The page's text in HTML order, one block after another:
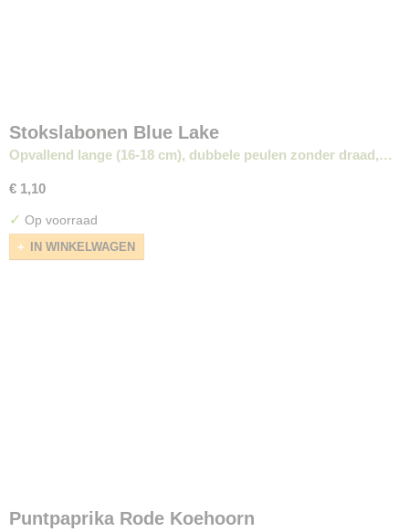
Stokslabonen Blue Lake
Opvallend lange (16-18 cm), dubbele peulen zonder draad,…
€ 1,10
✓ Op voorraad
IN WINKELWAGEN
Puntpaprika Rode Koehoorn